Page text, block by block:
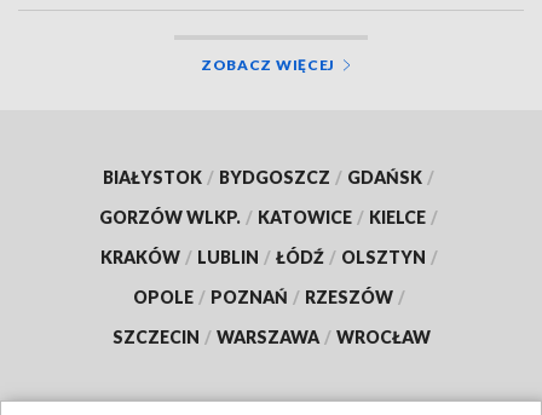
ZOBACZ WIĘCEJ
BIAŁYSTOK / BYDGOSZCZ / GDAŃSK /
GORZÓW WLKP. / KATOWICE / KIELCE /
KRAKÓW / LUBLIN / ŁÓDŹ / OLSZTYN /
OPOLE / POZNAŃ / RZESZÓW /
SZCZECIN / WARSZAWA / WROCŁAW